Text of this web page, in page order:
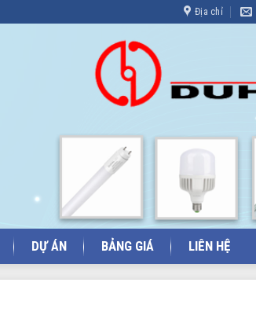
Địa chỉ
DỰ ÁN BẢNG GIÁ LIÊN HỆ